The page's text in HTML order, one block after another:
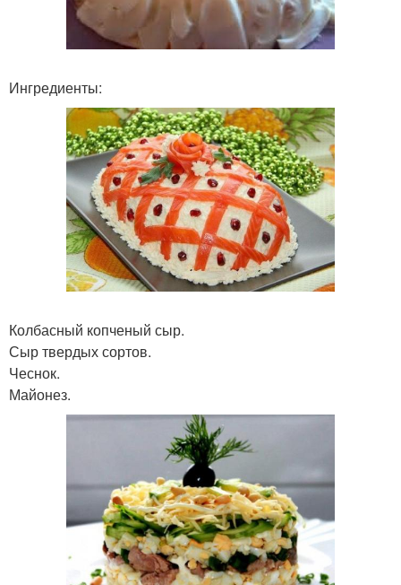
Ингредиенты:
Колбасный копченый сыр.
Сыр твердых сортов.
Чеснок.
Майонез.